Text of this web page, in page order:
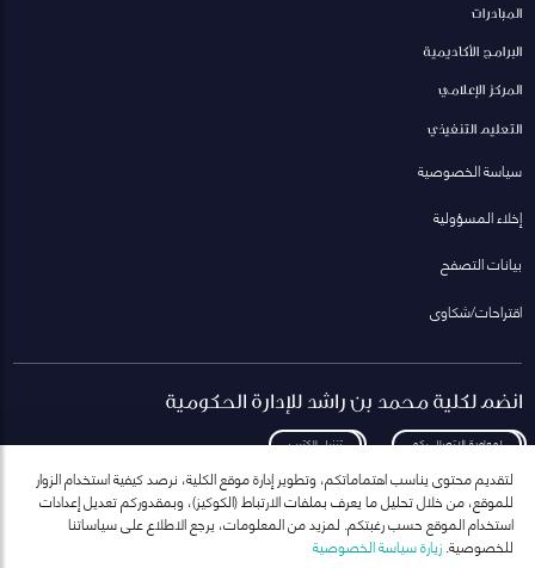
المبادرات
البرامج الأكاديمية
المركز الإعلامي
التعليم التنفيذي
سياسة الخصوصية
إخلاء المسؤولية
بيانات التصفح
اقتراحات/شكاوى
انضم لكلية محمد بن راشد للإدارة الحكومية
لمعاودة الاتصال بكم تنزيل الكتيب
انضم إلى قائمة مراسلاتنا
لتقديم محتوى يناسب اهتماماتكم، وتطوير إدارة موقع الكلية، نرصد كيفية استخدام الزوار
للموقع، من خلال تحليل ما يعرف بملفات الارتباط (الكوكيز)، وبمقدوركم تعديل إعدادات
استخدام الموقع حسب رغبتكم. لمزيد من المعلومات، يرجع الاطلاع على سياساتنا
للخصوصية.زيارة سياسة الخصوصية